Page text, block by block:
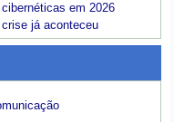
em 2026
já aconteceu